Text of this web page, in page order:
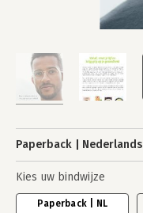
Paperback Nederlands
Kies uw bindwijze
Paperback | NL